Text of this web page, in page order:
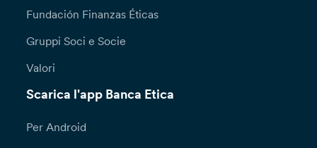
Fundación Finanzas Éticas
Gruppi Soci e Socie
Valori
Scarica l'app Banca Etica
Per Android